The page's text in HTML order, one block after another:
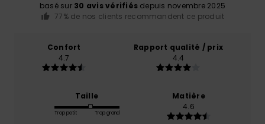
basé sur 30 avis vérifiésdepuis novembre 2025
77% de nos clients recommandent ce produit
Confort
4.7
Rapport qualité / prix
4.4
Taille
Trop petit Trop grand
Matière
4.6